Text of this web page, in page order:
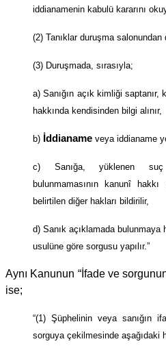
iddianamenin kabulü kararını
(2) Tanıklar duruşma salonundan
(3) Duruşmada, sırasıyla;
a) Sanığın açık kimliği
hakkında kendisinden bilgi alınır,
b) İddianame veya iddianame
c) Sanığa, yüklenen suç
bulunmamasının kanunî
belirtilen diğer hakları bildirilir,
d) Sanık açıklamada bulunmaya
usulüne göre sorgusu yapılır.”
Aynı Kanunun “İfade ve
ise;
“(1) Şüphelinin veya sanığın
sorguya çekilmesinde aşağıdaki